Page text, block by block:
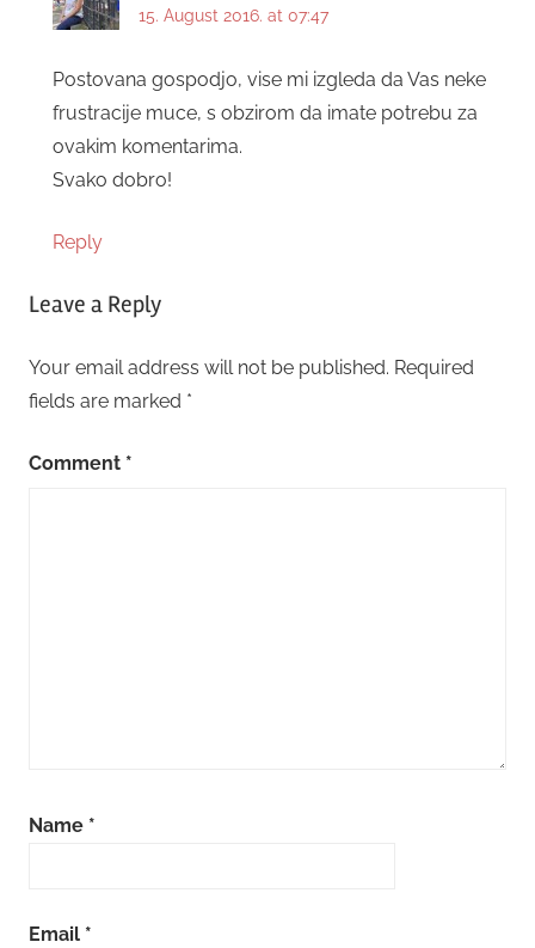
15. August 2016. at 07:47
Postovana gospodjo, vise mi izgleda da Vas neke
frustracije muce, s obzirom da imate potrebu za
ovakim komentarima.
Svako dobro!
Reply
Leave a Reply
Your email address will not be published. Required
fields are marked *
Comment *
Name *
Email *